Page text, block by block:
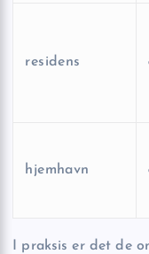
residens
hjemhavn
I praksis er det de